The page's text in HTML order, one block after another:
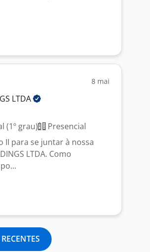
8 mai
LTDA
(1º grau)
Presencial
II para se juntar à nossa
LTDA. Como